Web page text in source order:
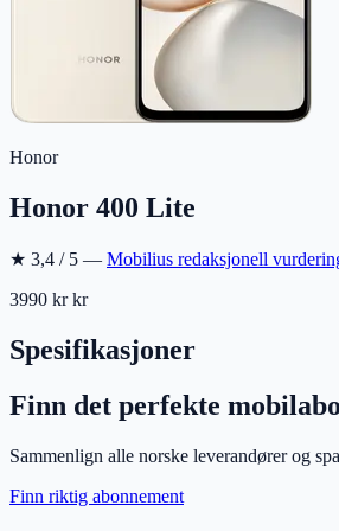
Honor
Honor 400 Lite
★ 3,4 / 5 — Mobilius redaksjonell
3990 krkr
Spesifikasjoner
Finn det perfekte
Sammenlign alle norske leverandører og
Finn riktig abonnement